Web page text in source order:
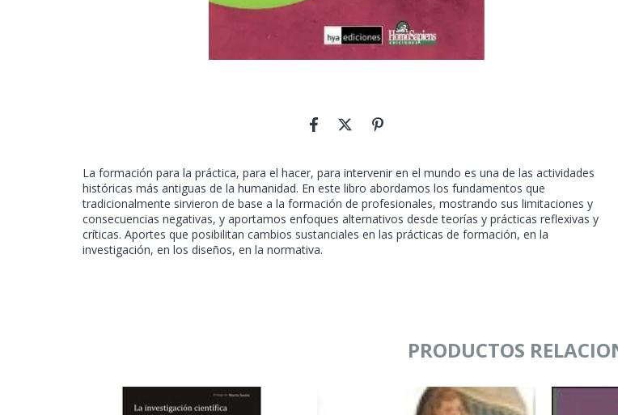
La formación para la práctica, para el hacer, para intervenir en el mundo es una de las actividades
históricas más antiguas de la humanidad. En este libro abordamos los fundamentos que
tradicionalmente sirvieron de base a la formación de profesionales, mostrando sus limitaciones y
consecuencias negativas, y aportamos enfoques alternativos desde teorías y prácticas reflexivas y
críticas. Aportes que posibilitan cambios sustanciales en las prácticas de formación, en la
investigación, en los diseños, en la normativa.
PRODUCTOS